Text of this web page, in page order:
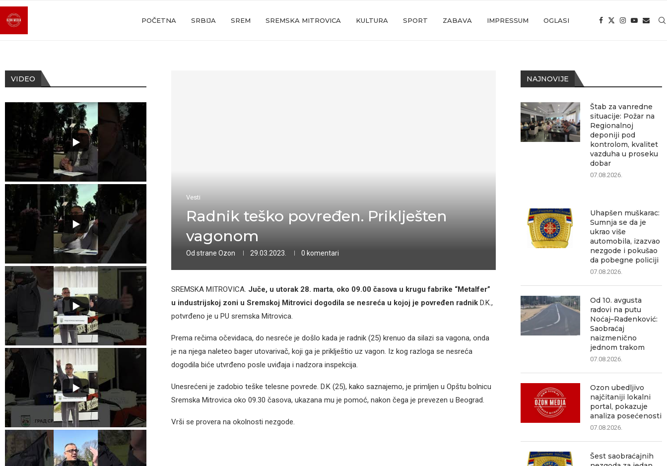
POČETNA SRBIJA SREM SREMSKA MITROVICA KULTURA SPORT ZABAVA IMPRESSUM OGLASI
Vesti
Radnik teško povređen. Priklješten
vagonom
Od strane Ozon 29.03.2023. 0 komentari
SREMSKA MITROVICA. Juče, u utorak 28. marta, oko 09.00 časova u krugu fabrike “Metalfer”
u industrijskoj zoni u Sremskoj Mitrovici dogodila se nesreća u kojoj je povređen radnikD.K.,
potvrđeno je u PU sremska Mitrovica.
Prema rečima očevidaca, do nesreće je došlo kada je radnik (25) krenuo da silazi sa vagona, onda
je na njega naleteo bager utovarivač, koji ga je priklještio uz vagon. Iz kog razloga se nesreća
dogodila biće utvrđeno posle uviđaja i nadzora inspekcija.
Unesrećeni je zadobio teške telesne povrede. D.K (25), kako saznajemo, je primljen u Opštu bolnicu
Sremska Mitrovica oko 09.30 časova, ukazana mu je pomoć, nakon čega je prevezen u Beograd.
Vrši se provera na okolnosti nezgode.
NAJNOVIJE
Štab za vanredne
situacije: Požar na
Regionalnoj
deponiji pod
kontrolom, kvalitet
vazduha u proseku
dobar
07.08.2026.
Uhapšen muškarac:
Sumnja se da je
ukrao više
automobila, izazvao
nezgode i pokušao
da pobegne policiji
07.08.2026.
Od 10. avgusta
radovi na putu
Noćaj–Radenković:
Saobraćaj
naizmenično
jednom trakom
07.08.2026.
Ozon ubedljivo
najčitaniji lokalni
portal, pokazuje
analiza posećenosti
07.08.2026.
Šest saobraćajnih
VIDEO